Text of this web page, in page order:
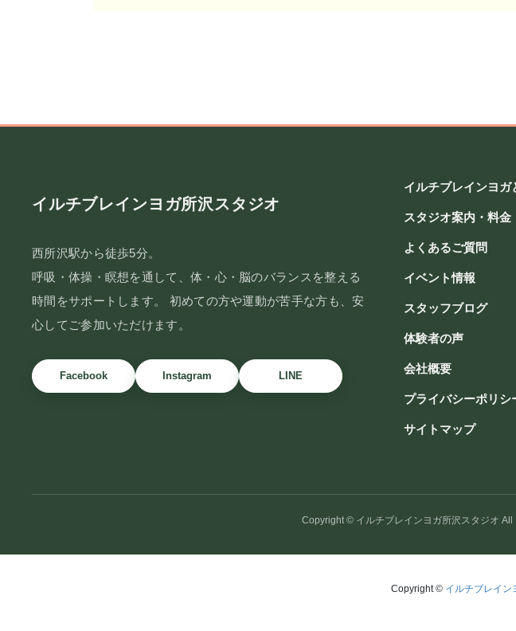
イルチブレインヨガ所沢スタジオ
西所沢駅から徒歩5分。
呼吸・体操・瞑想を通して、体・心・脳のバランスを整える
時間をサポートします。 初めての方や運動が苦手な方も、安
心してご参加いただけます。
Facebook Instagram LINE
イルチブレインヨガ
スタジオ案内・料金
よくあるご質問
イベント情報
スタッフブログ
体験者の声
会社概要
プライバシーポリシ
サイトマップ
Copyright © イルチブレインヨガ所沢スタジオ
Copyright © イルチブレイン